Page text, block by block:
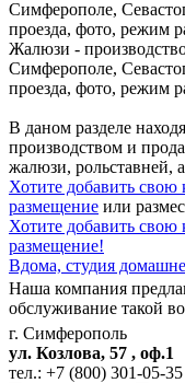
Симферополе,
проезда, фото, режим
Жалюзи -
Симферополе,
проезда, фото, режим
В даном разделе
производством и
жалюзи, рольставней,
Хотите добавить
размещение или
Хотите добавить
размещение!
Вдома, студия
Наша компания
обслуживание такой
г. Симферополь
ул. Козлова, 57 , оф.1
тел.: +7 (800) 301-05-35